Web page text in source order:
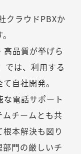
クラウドPBXか
品質が挙げら
では、利用する
自社開発。
電話サポート
チームとも共
本解決も図り
門の厳しいチ